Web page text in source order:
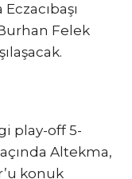
Felek
play-off 5-
Altekma,
konuk